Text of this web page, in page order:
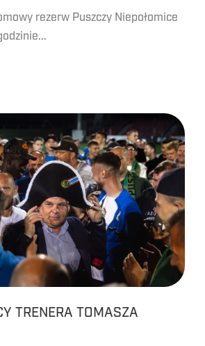
rezerw Puszczy Niepołomice
TRENERA TOMASZA